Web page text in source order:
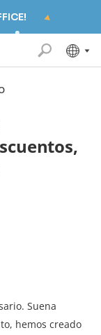
Suena
hemos creado